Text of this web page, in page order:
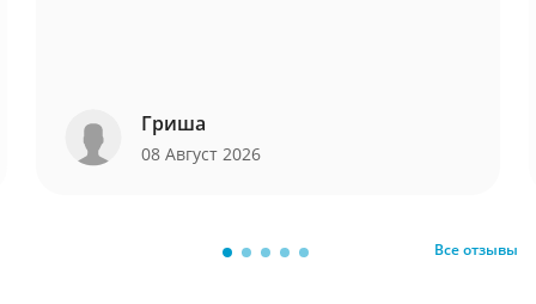
Гриша
08 Август 2026
Все отзывы